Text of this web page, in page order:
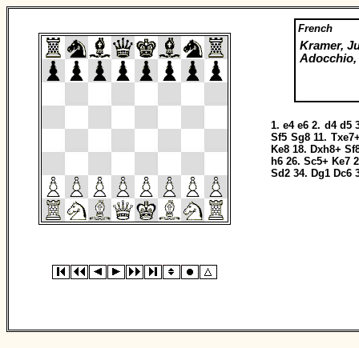
French
Kramer,
Adocchio,
1. e4 e6 2. d4 d5
Sf5 Sg811.
Ke818. Dxh8+
h626. Sc5+ Ke7
Sd234. Dg1 Dc6